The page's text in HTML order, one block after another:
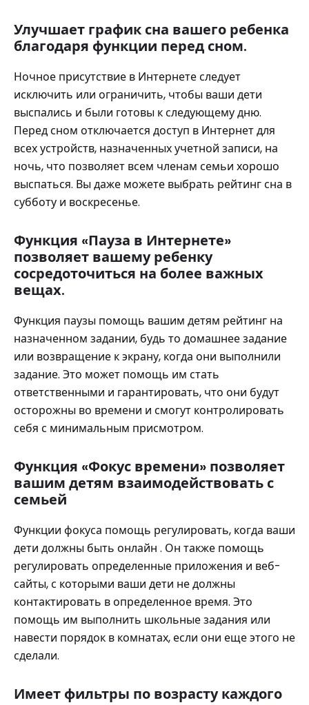
Улучшает график сна вашего ребенка
благодаря функции перед сном.
Ночное присутствие в Интернете следует
исключить или ограничить, чтобы ваши дети
выспались и были готовы к следующему дню.
Перед сном отключается доступ в Интернет для
всех устройств, назначенных учетной записи, на
ночь, что позволяет всем членам семьи хорошо
выспаться. Вы даже можете выбрать рейтинг сна в
субботу и воскресенье.
Функция «Пауза в Интернете»
позволяет вашему ребенку
сосредоточиться на более важных
вещах.
Функция паузы помощь вашим детям рейтинг на
назначенном задании, будь то домашнее задание
или возвращение к экрану, когда они выполнили
задание. Это может помощь им стать
ответственными и гарантировать, что они будут
осторожны во времени и смогут контролировать
себя с минимальным присмотром.
Функция «Фокус времени» позволяет
вашим детям взаимодействовать с
семьей
Функции фокуса помощь регулировать, когда ваши
дети должны быть онлайн . Он также помощь
регулировать определенные приложения и веб-
сайты, с которыми ваши дети не должны
контактировать в определенное время. Это
помощь им выполнить школьные задания или
навести порядок в комнатах, если они еще этого не
сделали.
Имеет фильтры по возрасту каждого